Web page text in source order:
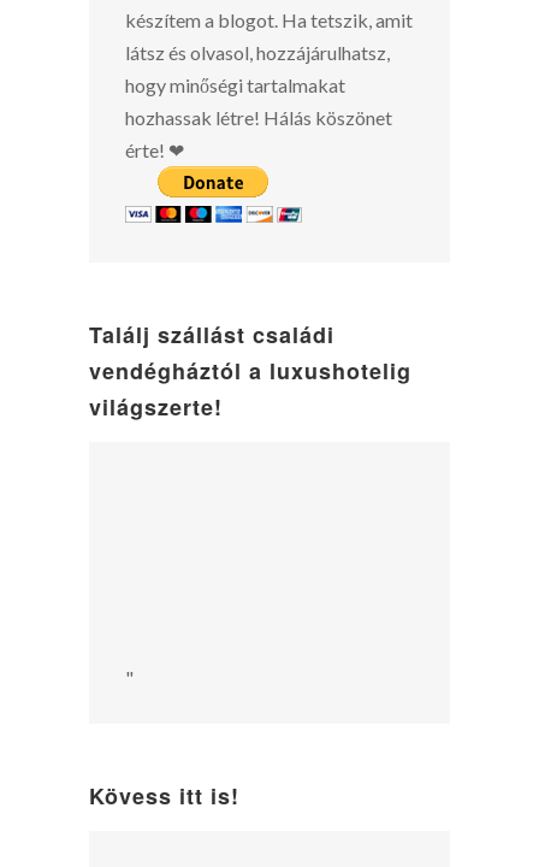
készítem a blogot. Ha tetszik, amit
látsz és olvasol, hozzájárulhatsz,
hogy minőségi tartalmakat
hozhassak létre! Hálás köszönet
érte! ❤
Találj szállást családi
vendégháztól a luxushotelig
világszerte!
"
Kövess itt is!